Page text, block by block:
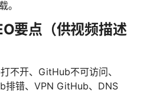
。
要点（供视频描述
不开、GitHub不可访问、
排错、VPN GitHub、DNS